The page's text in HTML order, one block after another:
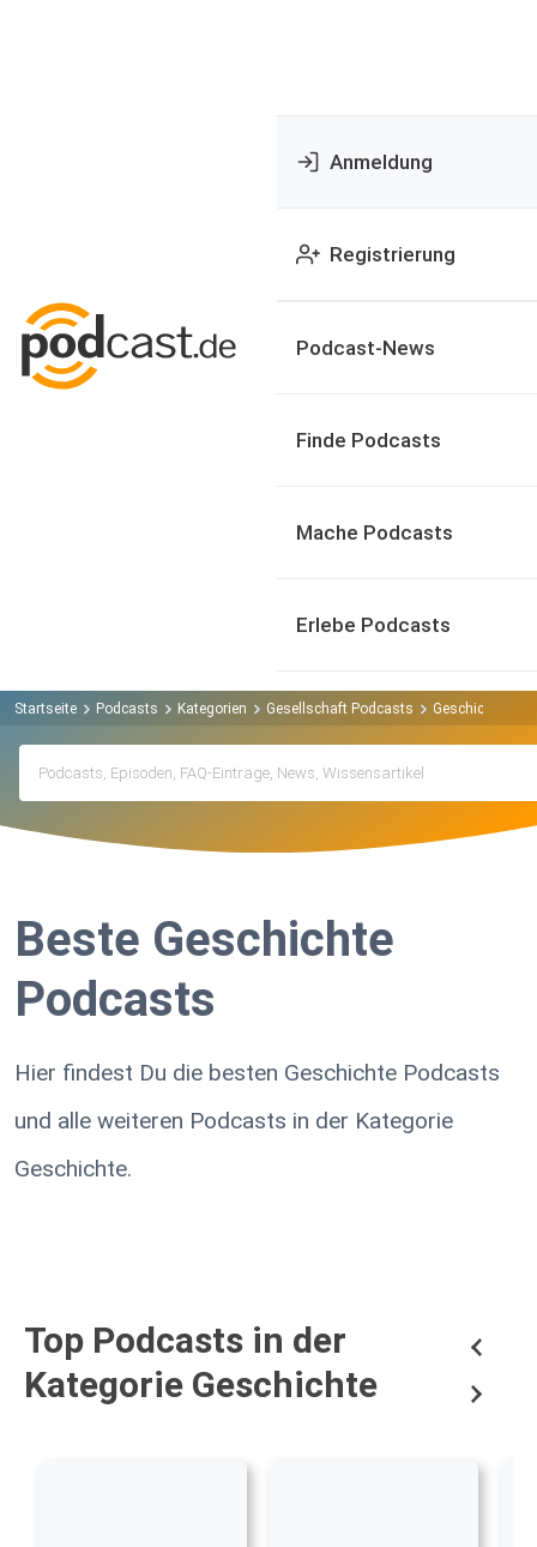
Anmeldung
Registrierung
Podcast-News
Finde Podcasts
Mache Podcasts
Erlebe Podcasts
Startseite Podcasts Kategorien Gesellschaft Podcasts Geschichte
Beste Geschichte
Podcasts
Hier findest Du die besten Geschichte Podcasts
und alle weiteren Podcasts in der Kategorie
Geschichte.
Top Podcasts in der
Kategorie Geschichte